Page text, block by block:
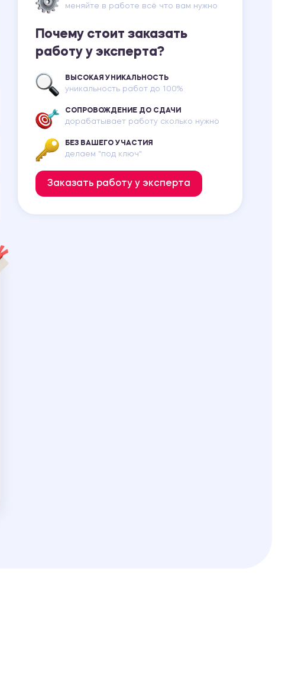
меняйте в работе всё что вам нужно
Почему стоит заказать
работу у эксперта?
ВЫСОКАЯ УНИКАЛЬНОСТЬ
уникальность работ до 100%
СОПРОВОЖДЕНИЕ ДО СДАЧИ
дорабатывает работу сколько нужно
БЕЗ ВАШЕГО УЧАСТИЯ
делаем "под ключ"
Заказать работу у эксперта